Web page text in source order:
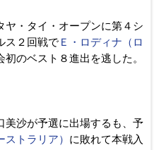
ヤ・タイ・オープンに第４シ
ス２回戦で Ｅ・ロディナ（ロ
のベスト８進出を逃した。
美沙が予選に出場するも、予
ストラリア） に敗れて本戦入